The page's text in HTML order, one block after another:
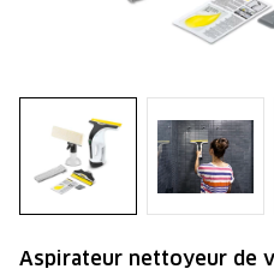
Aspirateur nettoyeur de